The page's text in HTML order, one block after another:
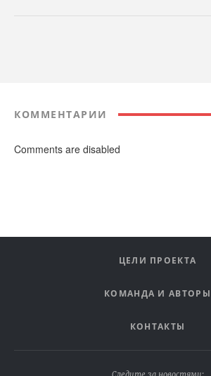
КОММЕНТАРИИ
Comments are disabled
ЦЕЛИ ПРОЕКТА
КОМАНДА И АВТОРЫ
КОНТАКТЫ